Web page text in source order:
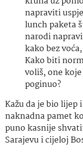
napraviti
lunch paketa
narodi
kako bez
Kako biti
voliš, one
poginuo?
Kažu da je bio lijep
naknadna pamet
puno kasnije
Sarajevu i cijeloj